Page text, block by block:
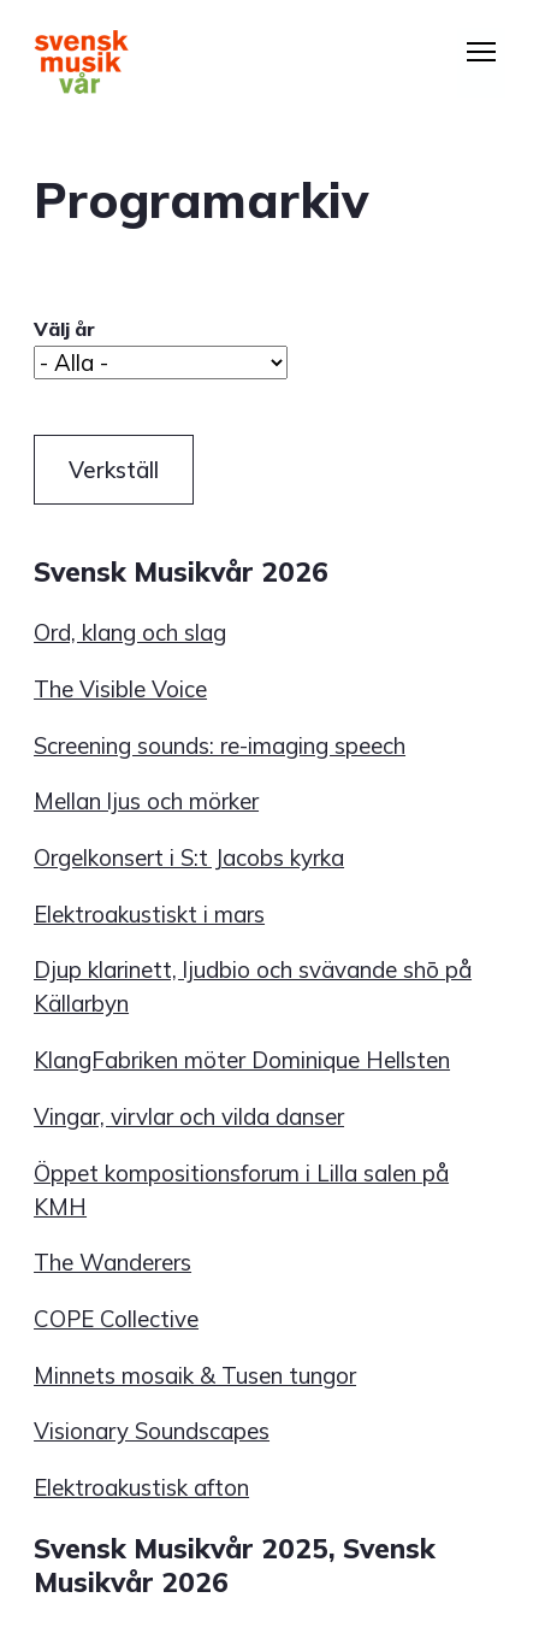
huvudinnehåll
Programarkiv
Välj år
Svensk Musikvår 2026
Ord, klang och slag
The Visible Voice
Screening sounds: re-imaging speech
Mellan ljus och mörker
Orgelkonsert i S:t Jacobs kyrka
Elektroakustiskt i mars
Djup klarinett, ljudbio och svävande shō på
Källarbyn
KlangFabriken möter Dominique Hellsten
Vingar, virvlar och vilda danser
Öppet kompositionsforum i Lilla salen på
KMH
The Wanderers
COPE Collective
Minnets mosaik & Tusen tungor
Visionary Soundscapes
Elektroakustisk afton
Svensk Musikvår 2025, Svensk
Musikvår 2026